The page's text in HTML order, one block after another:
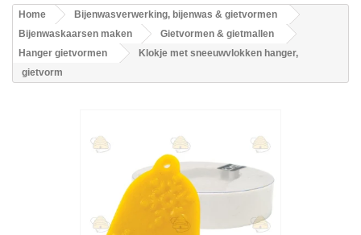
Home
Bijenwasverwerking, bijenwas & gietvormen
Bijenwaskaarsen maken
Gietvormen & gietmallen
Hanger gietvormen
Klokje met sneeuwvlokken hanger,
gietvorm